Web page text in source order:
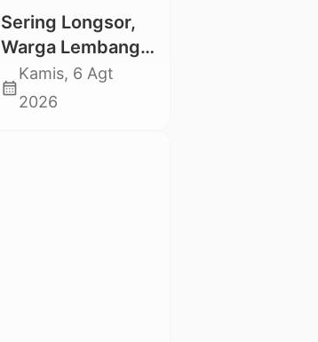
Longsor di Buntu
Pepasan
Sering Longsor,
Warga Lembang
Gasing Swadaya
Bangun Plat
calendar_month
Kamis, 6 Agt
2026